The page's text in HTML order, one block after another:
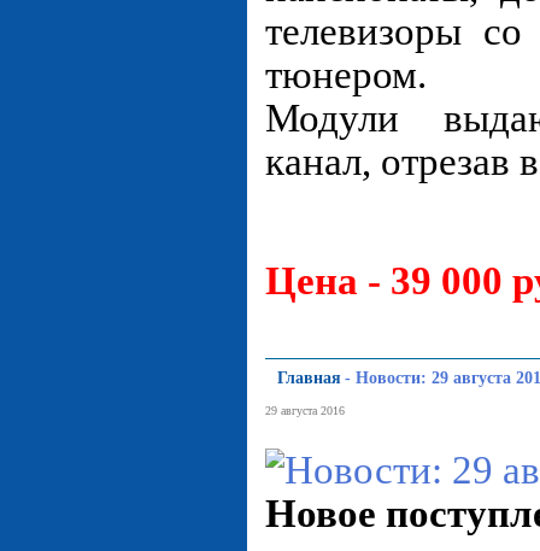
телевизоры
тюнером.
Модули
канал, отрезав
Цена - 39 000
Главная - Новости: 29 августа
29 августа 2016
Новое